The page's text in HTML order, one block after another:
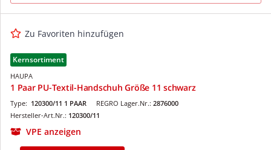
Zu Favoriten hinzufügen
Kernsortiment
HAUPA
1 Paar PU-Textil-Handschuh Größe 11 schwarz
REGRO Lager.Nr.: 2876000
Type: 120300/11 1 PAAR
Hersteller-Art.Nr.: 120300/11
VPE anzeigen